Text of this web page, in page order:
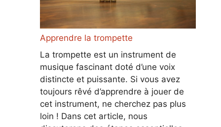
Apprendre la trompette
La trompette est un instrument de
musique fascinant doté d’une voix
distincte et puissante. Si vous avez
toujours rêvé d’apprendre à jouer de
cet instrument, ne cherchez pas plus
loin ! Dans cet article, nous